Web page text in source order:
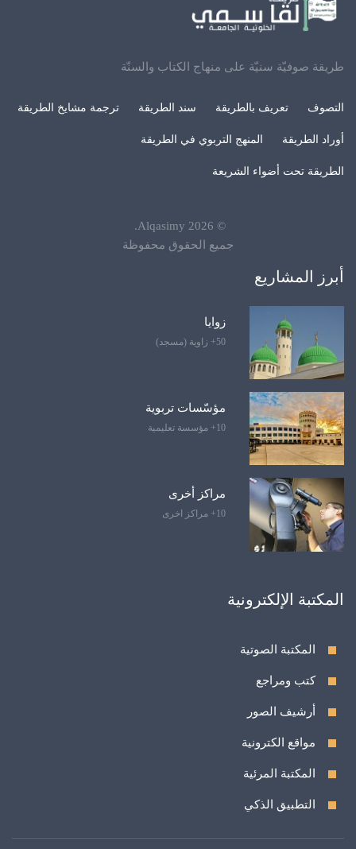
طريقة صوفيّة سنيّة على منهاج الكتاب والسنّة
التصوف تعريف بالطريقة سند الطريقة ترجمة مشايخ الطريقة
أوراد الطريقة المنهج التربوي في الطريقة
الطريقة تحت أضواء الشريعة
©
2026
Alqasimy
.
جميع الحقوق محفوظة
أبرز المشاريع
زوايا
50+ زاوية (مسجد)
مؤسّسات تربوية
10+ مؤسسة تعليمية
مراكز أخرى
10+ مراكز اخرى
المكتبة الإلكترونية
المكتبة الصوتية
كتب ومراجع
أرشيف الصور
مواقع الكترونية
المكتبة المرئية
التطبيق الذكي